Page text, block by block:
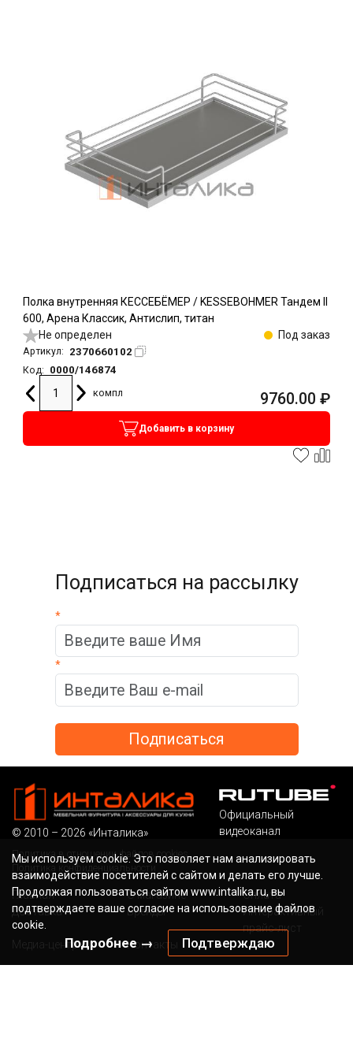
Полка внутренняя КЕССЕБЁМЕР / KESSEBOHMER Тандем II
600, Арена Классик, Антислип, титан
Не определен
Под заказ
Артикул: 2370660102
Код:
0000/146874
компл
9760.00 ₽
Добавить в корзину
Подписаться на рассылку
*
*
Мы используем cookie. Это позволяет нам анализировать
взаимодействие посетителей с сайтом и делать его лучше.
Продолжая пользоваться сайтом www.intalika.ru, вы
подтверждаете ваше согласие на использование файлов
cookie.
Подробнее → Подтверждаю
© 2010 – 2026 «Инталика»
Политика в отношении файлов cookies
Политика конфиденциальности
Официальный
видеоканал
Главная О магазине
Оплата
Доставка
Бренды
Интерактивный
прайс-лист
Медиа-центр
Контакты